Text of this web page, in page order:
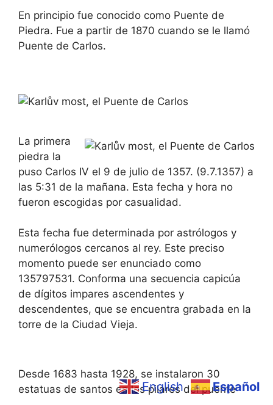
En principio fue conocido como Puente de
Piedra. Fue a partir de 1870 cuando se le llamó
Puente de Carlos.
La primera
piedra la
puso Carlos IV el 9 de julio de 1357. (9.7.1357) a
las 5:31 de la mañana. Esta fecha y hora no
fueron escogidas por casualidad.
Esta fecha fue determinada por astrólogos y
numerólogos cercanos al rey. Este preciso
momento puede ser enunciado como
135797531. Conforma una secuencia capicúa
de dígitos impares ascendentes y
descendentes, que se encuentra grabada en la
torre de la Ciudad Vieja.
Desde 1683 hasta 1928, se instalaron 30
estatuas de santos en los pilares del puente
English Español